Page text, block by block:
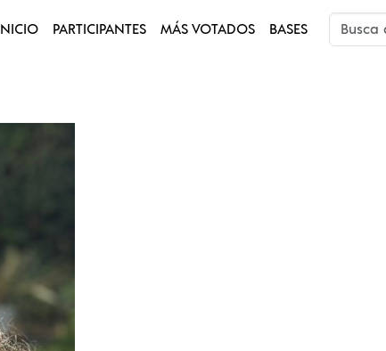
INICIO PARTICIPANTES MÁS VOTADOS BASES